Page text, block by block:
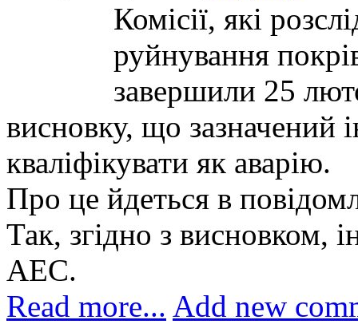
Комісії, які
руйнування
завершили 25
висновку, що зазначений
кваліфікувати як аварію.
Про це йдеться в
Так, згідно з висновком,
АЕС.
Read more... Add new